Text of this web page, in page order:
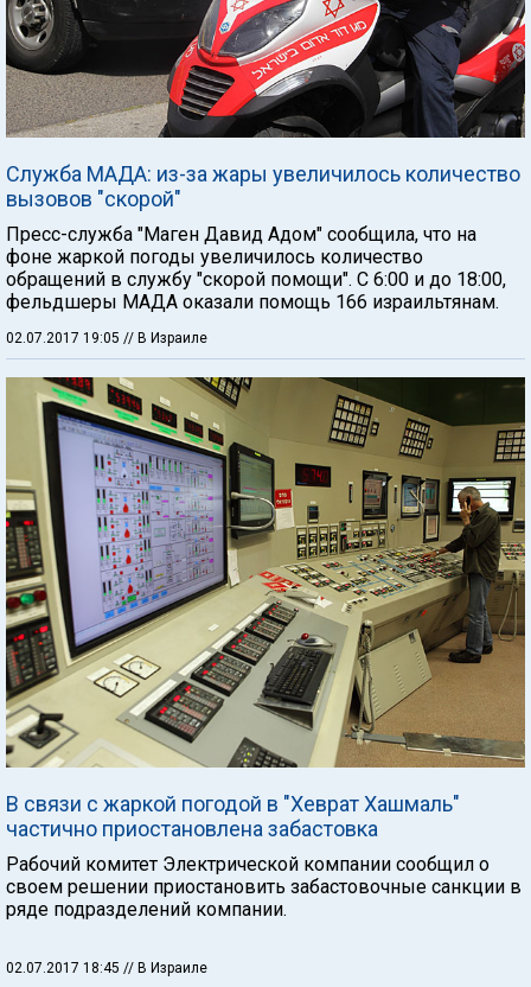
Служба МАДА: из-за жары увеличилось количество
вызовов "скорой"
Пресс-служба "Маген Давид Адом" сообщила, что на
фоне жаркой погоды увеличилось количество
обращений в службу "скорой помощи". С 6:00 и до 18:00,
фельдшеры МАДА оказали помощь 166 израильтянам.
02.07.2017 19:05 // В Израиле
В связи с жаркой погодой в "Хеврат Хашмаль"
частично приостановлена забастовка
Рабочий комитет Электрической компании сообщил о
своем решении приостановить забастовочные санкции в
ряде подразделений компании.
02.07.2017 18:45 // В Израиле